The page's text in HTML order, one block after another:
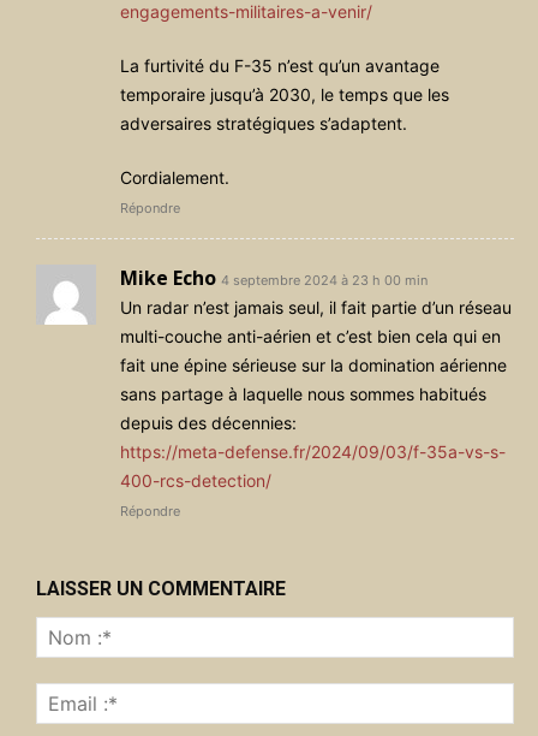
engagements-militaires-a-venir/
La furtivité du F-35 n’est qu’un avantage
temporaire jusqu’à 2030, le temps que les
adversaires stratégiques s’adaptent.
Cordialement.
Répondre
Mike Echo 4 septembre 2024 à 23 h 00 min
Un radar n’est jamais seul, il fait partie d’un réseau
multi-couche anti-aérien et c’est bien cela qui en
fait une épine sérieuse sur la domination aérienne
sans partage à laquelle nous sommes habitués
depuis des décennies:
https://meta-defense.fr/2024/09/03/f-35a-vs-s-
400-rcs-detection/
Répondre
LAISSER UN COMMENTAIRE
:*
:*